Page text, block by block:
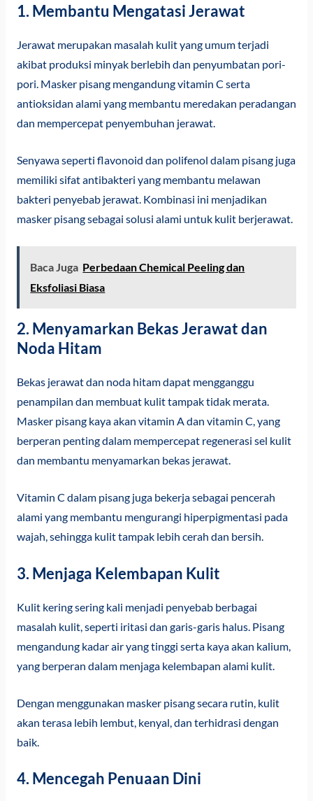
1. Membantu Mengatasi Jerawat
Jerawat merupakan masalah kulit yang umum terjadi
akibat produksi minyak berlebih dan penyumbatan pori-
pori. Masker pisang mengandung vitamin C serta
antioksidan alami yang membantu meredakan peradangan
dan mempercepat penyembuhan jerawat.
Senyawa seperti flavonoid dan polifenol dalam pisang juga
memiliki sifat antibakteri yang membantu melawan
bakteri penyebab jerawat. Kombinasi ini menjadikan
masker pisang sebagai solusi alami untuk kulit berjerawat.
Baca Juga Perbedaan Chemical Peeling dan
Eksfoliasi Biasa
2. Menyamarkan Bekas Jerawat dan
Noda Hitam
Bekas jerawat dan noda hitam dapat mengganggu
penampilan dan membuat kulit tampak tidak merata.
Masker pisang kaya akan vitamin A dan vitamin C, yang
berperan penting dalam mempercepat regenerasi sel kulit
dan membantu menyamarkan bekas jerawat.
Vitamin C dalam pisang juga bekerja sebagai pencerah
alami yang membantu mengurangi hiperpigmentasi pada
wajah, sehingga kulit tampak lebih cerah dan bersih.
3. Menjaga Kelembapan Kulit
Kulit kering sering kali menjadi penyebab berbagai
masalah kulit, seperti iritasi dan garis-garis halus. Pisang
mengandung kadar air yang tinggi serta kaya akan kalium,
yang berperan dalam menjaga kelembapan alami kulit.
Dengan menggunakan masker pisang secara rutin, kulit
akan terasa lebih lembut, kenyal, dan terhidrasi dengan
baik.
4. Mencegah Penuaan Dini